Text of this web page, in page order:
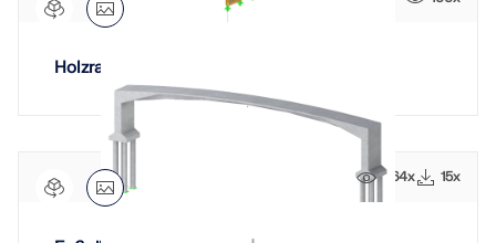
Holzrahmenkonstruktion, USA
464x 15x